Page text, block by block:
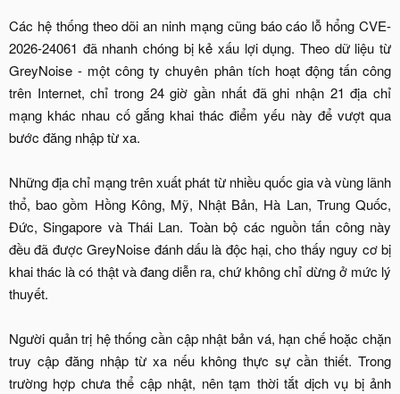
Các hệ thống theo dõi an ninh mạng cũng báo cáo lỗ hổng CVE-
2026-24061 đã nhanh chóng bị kẻ xấu lợi dụng. Theo dữ liệu từ
GreyNoise - một công ty chuyên phân tích hoạt động tấn công
trên Internet, chỉ trong 24 giờ gần nhất đã ghi nhận 21 địa chỉ
mạng khác nhau cố gắng khai thác điểm yếu này để vượt qua
bước đăng nhập từ xa.
Những địa chỉ mạng trên xuất phát từ nhiều quốc gia và vùng lãnh
thổ, bao gồm Hồng Kông, Mỹ, Nhật Bản, Hà Lan, Trung Quốc,
Đức, Singapore và Thái Lan. Toàn bộ các nguồn tấn công này
đều đã được GreyNoise đánh dấu là độc hại, cho thấy nguy cơ bị
khai thác là có thật và đang diễn ra, chứ không chỉ dừng ở mức lý
thuyết.
Người quản trị hệ thống cần cập nhật bản vá, hạn chế hoặc chặn
truy cập đăng nhập từ xa nếu không thực sự cần thiết. Trong
trường hợp chưa thể cập nhật, nên tạm thời tắt dịch vụ bị ảnh